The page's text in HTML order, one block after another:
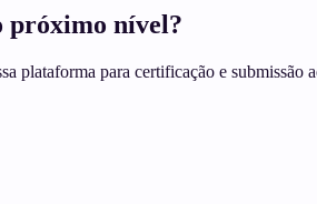
próximo nível?
plataforma para certificação e submissão